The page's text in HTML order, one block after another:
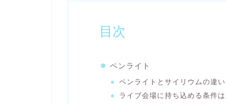
目次
ペンライト
ペンライトとサイリウムの違い
ライブ会場に持ち込める条件は